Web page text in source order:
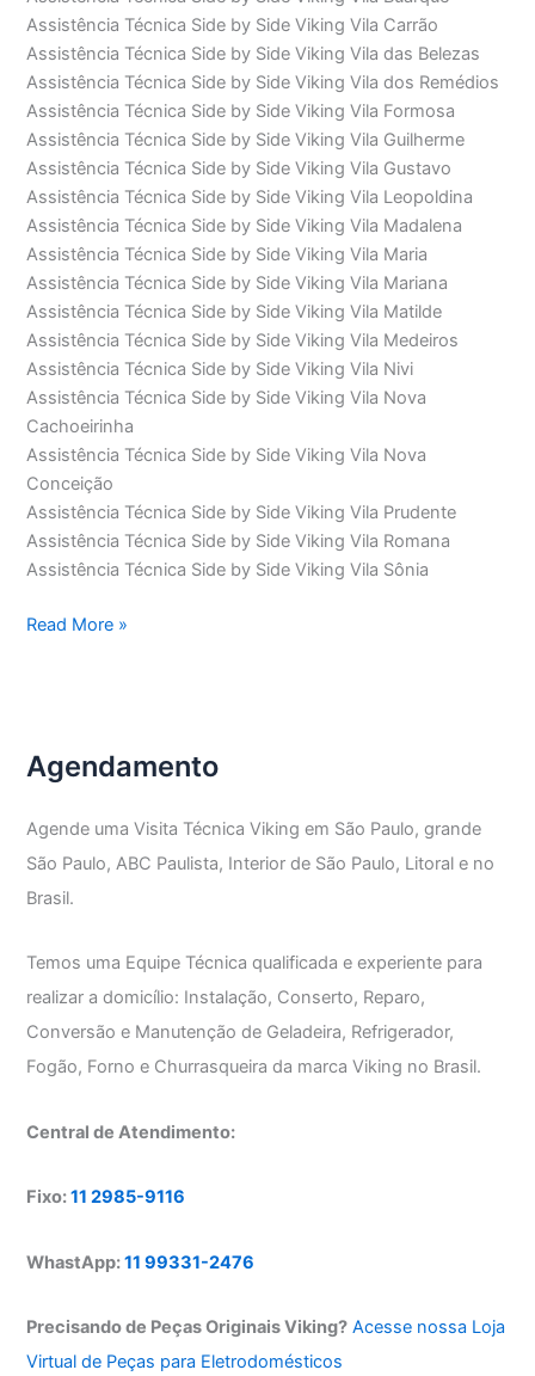
Assistência Técnica Side by Side Viking Vila Carrão
Assistência Técnica Side by Side Viking Vila das Belezas
Assistência Técnica Side by Side Viking Vila dos Remédios
Assistência Técnica Side by Side Viking Vila Formosa
Assistência Técnica Side by Side Viking Vila Guilherme
Assistência Técnica Side by Side Viking Vila Gustavo
Assistência Técnica Side by Side Viking Vila Leopoldina
Assistência Técnica Side by Side Viking Vila Madalena
Assistência Técnica Side by Side Viking Vila Maria
Assistência Técnica Side by Side Viking Vila Mariana
Assistência Técnica Side by Side Viking Vila Matilde
Assistência Técnica Side by Side Viking Vila Medeiros
Assistência Técnica Side by Side Viking Vila Nivi
Assistência Técnica Side by Side Viking Vila Nova
Cachoeirinha
Assistência Técnica Side by Side Viking Vila Nova
Conceição
Assistência Técnica Side by Side Viking Vila Prudente
Assistência Técnica Side by Side Viking Vila Romana
Assistência Técnica Side by Side Viking Vila Sônia
Assistência
Viking
Read More »
Agendamento
Agende uma Visita Técnica Viking em São Paulo, grande
São Paulo, ABC Paulista, Interior de São Paulo, Litoral e no
Brasil.
Temos uma Equipe Técnica qualificada e experiente para
realizar a domicílio: Instalação, Conserto, Reparo,
Conversão e Manutenção de Geladeira, Refrigerador,
Fogão, Forno e Churrasqueira da marca Viking no Brasil.
Central de Atendimento:
Fixo:11 2985-9116
WhastApp:11 99331-2476
Precisando de Peças Originais Viking? Acesse nossa Loja
Virtual de Peças para Eletrodomésticos